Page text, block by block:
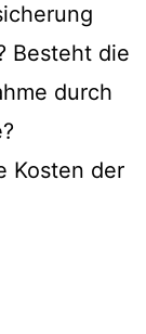
Besteht die
durch
Kosten der